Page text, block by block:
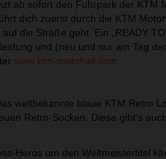
ab sofort den Fuhrpark der KTM
dich zuerst durch die KTM
die Straße geht. Ein „READY
und (neu und nur am Tag
www.ktm-motohall.com
weltbekannte blaue KTM Retro
Retro-Socken. Diese gibt’s
Heros um den Weltmeistertitel